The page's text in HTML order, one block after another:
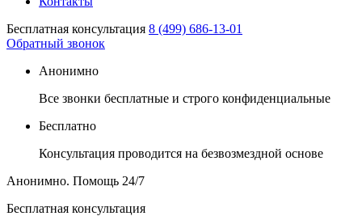
Бесплатная консультация 8 (499) 686-13-01
Обратный звонок
Анонимно
Все звонки бесплатные и строго конфиденциальные
Бесплатно
Консультация проводится на безвозмездной основе
Анонимно. Помощь 24/7
Бесплатная консультация